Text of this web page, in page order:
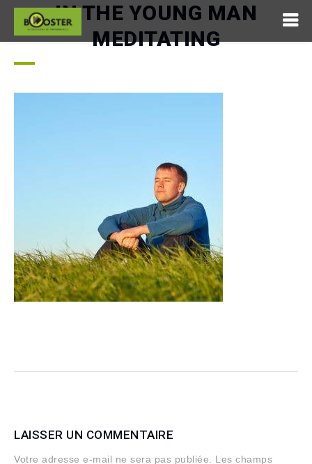
IN THE YOUNG MAN
MEDITATING
LAISSER UN COMMENTAIRE
Votre adresse e-mail ne sera pas publiée.
Les champs